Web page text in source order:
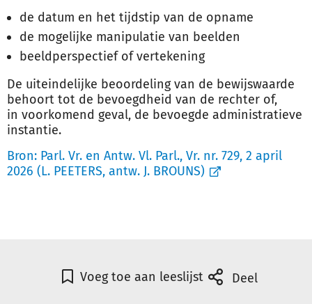
de datum en het tijdstip van de opname
de mogelijke manipulatie van beelden
beeldperspectief of vertekening
De uiteindelijke beoordeling van de bewijswaarde
behoort tot de bevoegdheid van de rechter of,
in voorkomend geval, de bevoegde administratieve
instantie.
Bron: Parl. Vr. en Antw. Vl. Parl., Vr. nr. 729, 2 april
2026 (L. PEETERS, antw. J. BROUNS)
Voeg toe aan leeslijst Deel